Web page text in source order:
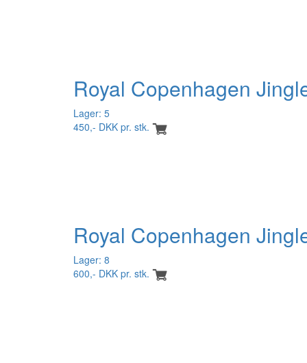
Royal Copenhagen
Lager: 5
450,- DKK pr. stk.
Royal Copenhagen
Lager: 8
600,- DKK pr. stk.